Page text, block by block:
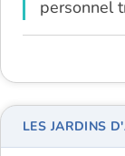
personnel
LES JARDINS